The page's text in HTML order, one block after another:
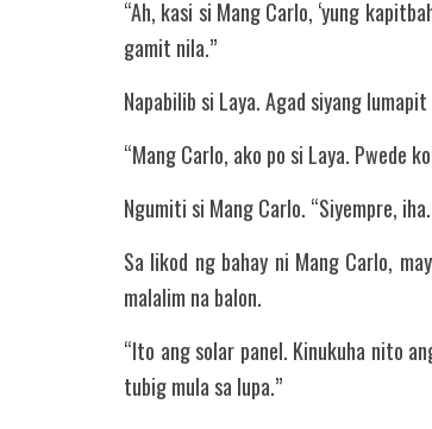
“Ah, kasi si Mang Carlo, ‘yung
gamit nila.”
Napabilib si Laya. Agad siyang
“Mang Carlo, ako po si Laya. Pwede
Ngumiti si Mang Carlo. “Siyempre,
Sa likod ng bahay ni Mang Carlo,
malalim na balon.
“Ito ang solar panel. Kinukuha nito
tubig mula sa lupa.”